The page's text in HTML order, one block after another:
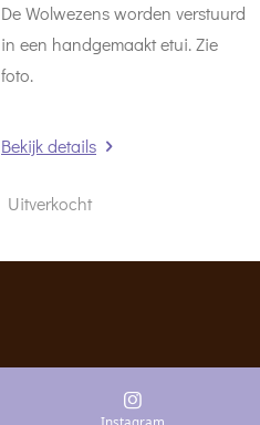
De Wolwezens worden verstuurd
in een handgemaakt etui. Zie
foto.
Bekijk details
Uitverkocht